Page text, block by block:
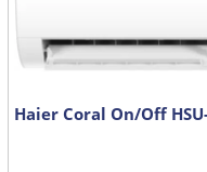
Haier Coral On/Off